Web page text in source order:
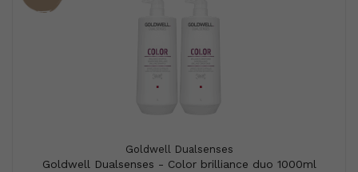
Goldwell Dualsenses
Goldwell Dualsenses - Color brilliance duo 1000ml